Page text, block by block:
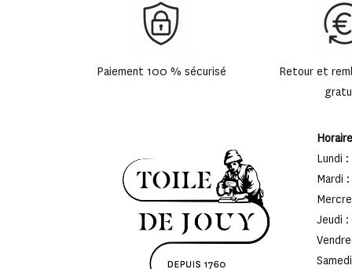
Paiement 100 % sécurisé
Retour et
Lundi
Mardi :
Jeudi :